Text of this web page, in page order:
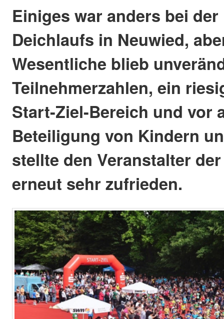
Einiges war anders bei
Deichlaufs in Neuwied,
Wesentliche blieb
Teilnehmerzahlen, ein
Start-Ziel-Bereich und vor
Beteiligung von Kindern
stellte den Veranstalter
erneut sehr zufrieden.